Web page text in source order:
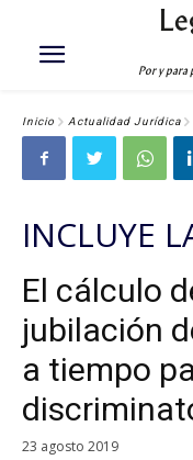
Por y para
Inicio Actualidad Jurídica
INCLUYE
El cálculo
jubilación
a tiempo
23 agosto 2019